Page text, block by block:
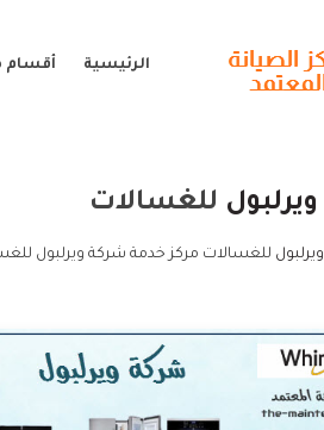
الرئيسية أقسام
ويرلبول للغسالات
ويرلبول للغسالات مركز خدمة شركة ويرلبول